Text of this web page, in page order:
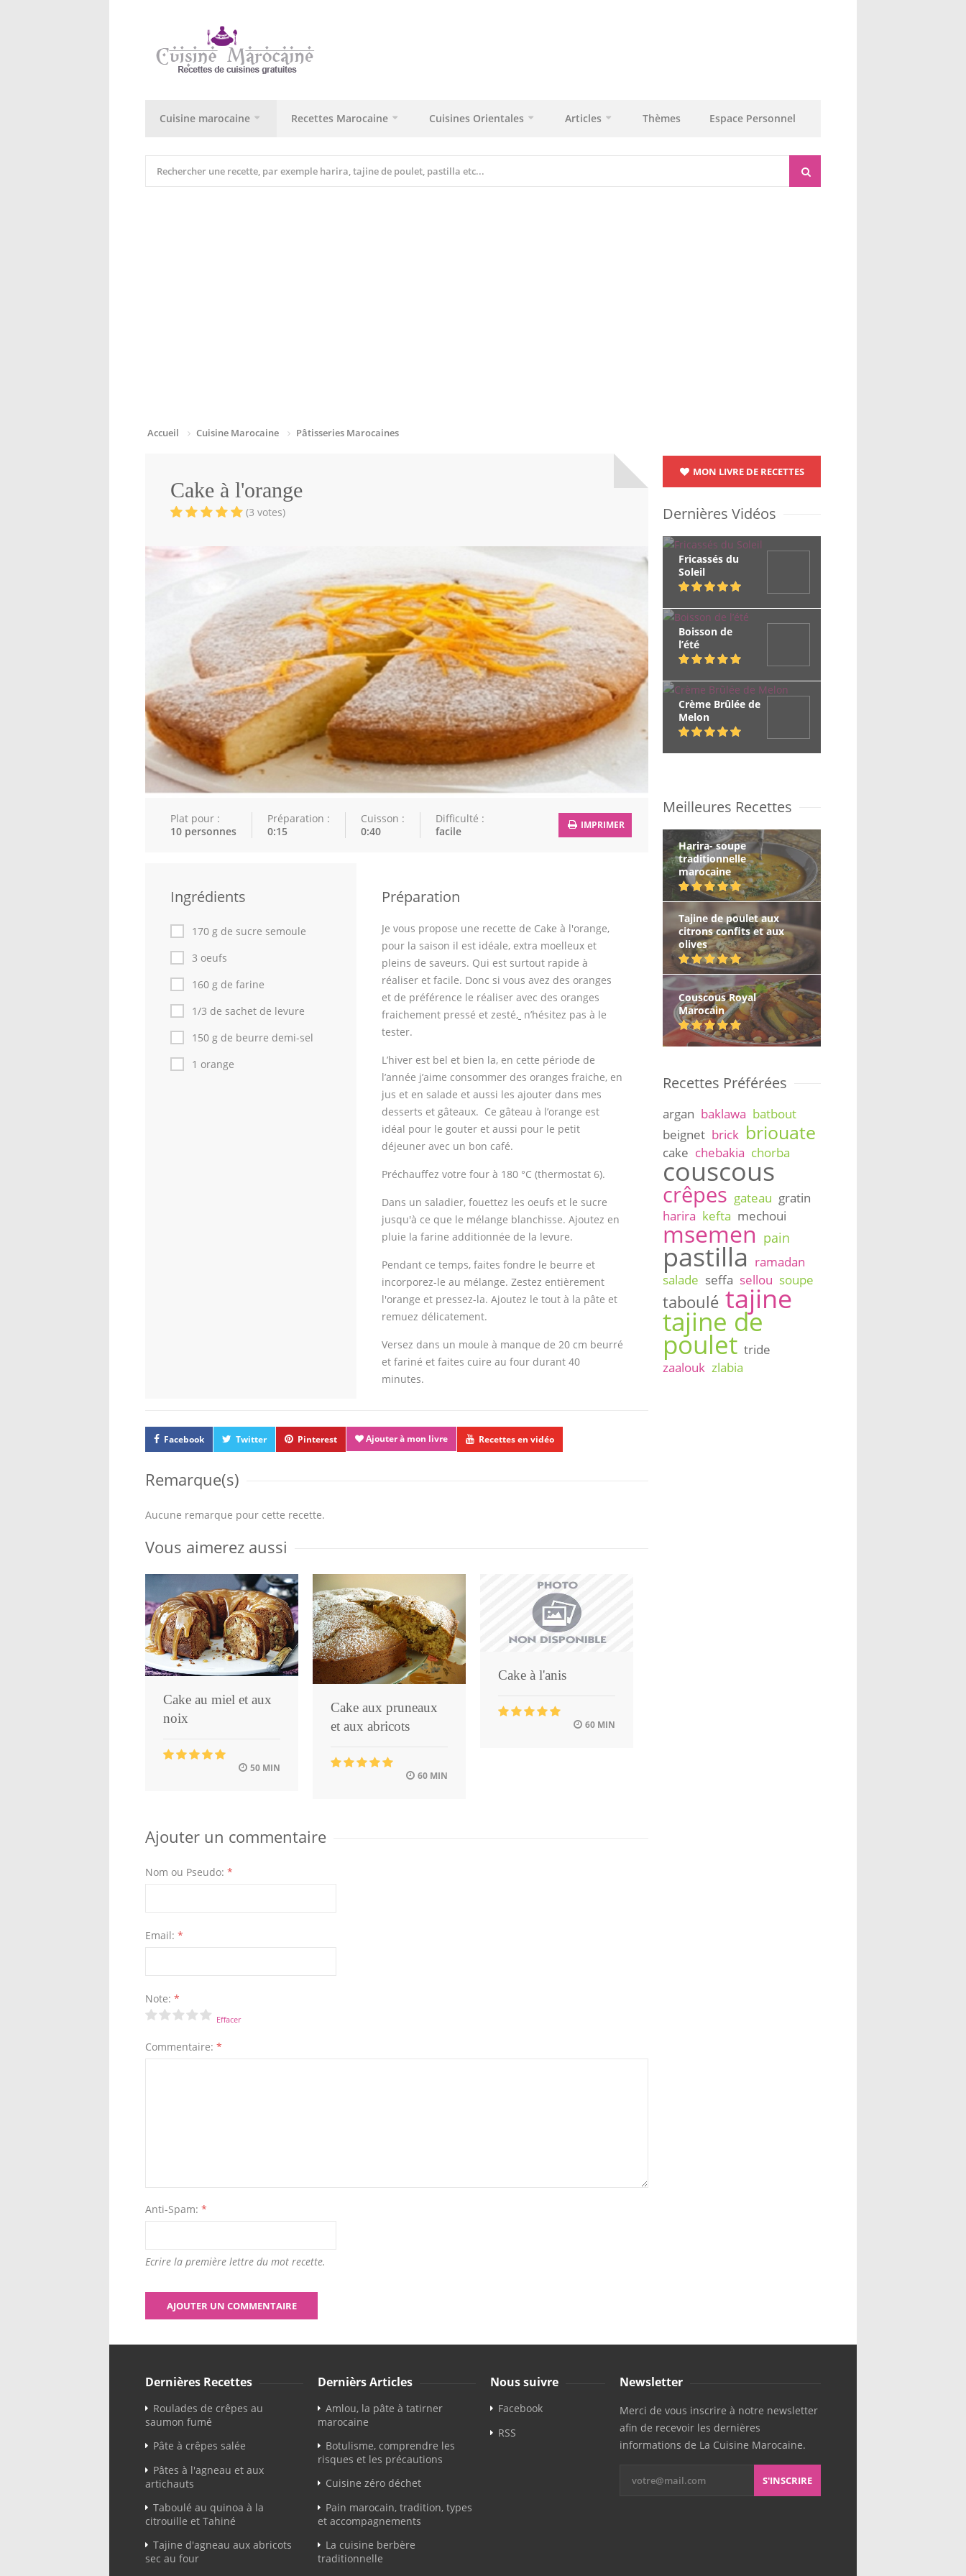
Cuisine marocaine Recettes Marocaine Cuisines Orientales Articles Thèmes Espace Personnel
Accueil Cuisine Marocaine Pâtisseries Marocaines
Cake à l'orange
(3 votes)
Plat pour :
10 personnes
Préparation :
0:15
Cuisson :
0:40
Difficulté :
facile
IMPRIMER
Ingrédients
170 g de sucre semoule
3 oeufs
160 g de farine
1/3 de sachet de levure
150 g de beurre demi-sel
1 orange
Préparation
Je vous propose une recette de Cake à l'orange,
pour la saison il est idéale, extra moelleux et
pleins de saveurs. Qui est surtout rapide à
réaliser et facile. Donc si vous avez des oranges
et de préférence le réaliser avec des oranges
fraichement pressé et zesté, n’hésitez pas à le
tester.
L’hiver est bel et bien la, en cette période de
l’année j’aime consommer des oranges fraiche, en
jus et en salade et aussi les ajouter dans mes
desserts et gâteaux. Ce gâteau à l’orange est
idéal pour le gouter et aussi pour le petit
déjeuner avec un bon café.
Préchauffez votre four à 180 °C (thermostat 6).
Dans un saladier, fouettez les oeufs et le sucre
jusqu'à ce que le mélange blanchisse. Ajoutez en
pluie la farine additionnée de la levure.
Pendant ce temps, faites fondre le beurre et
incorporez-le au mélange. Zestez entièrement
l'orange et pressez-la. Ajoutez le tout à la pâte et
remuez délicatement.
Versez dans un moule à manque de 20 cm beurré
et fariné et faites cuire au four durant 40
minutes.
Facebook Twitter Pinterest Ajouter à mon livre Recettes en vidéo
Remarque(s)
Aucune remarque pour cette recette.
Vous aimerez aussi
Cake au miel et aux
noix
50 MIN
Cake aux pruneaux
et aux abricots
60 MIN
Cake à l'anis
60 MIN
Ajouter un commentaire
Nom ou Pseudo: *
Email: *
Note: *
Effacer
Commentaire: *
Anti-Spam: *
Ecrire la première lettre du mot recette.
MON LIVRE DE RECETTES
Dernières Vidéos
Fricassés du
Soleil
Boisson de
l’été
Crème Brûlée de
Melon
Meilleures Recettes
Harira- soupe
traditionnelle
marocaine
Tajine de poulet aux
citrons confits et aux
olives
Couscous Royal
Marocain
Recettes Préférées
argan baklawa batbout
beignet brick briouate
cake chebakia chorba
couscous
crêpes gateau gratin
harira kefta mechoui
msemen pain
pastilla ramadan
salade seffa sellou soupe
taboulé tajine
tajine de
poulet tride
zaalouk zlabia
Dernières Recettes
Roulades de crêpes au
saumon fumé
Pâte à crêpes salée
Pâtes à l'agneau et aux
artichauts
Taboulé au quinoa à la
citrouille et Tahiné
Tajine d'agneau aux abricots
sec au four
Dernièrs Articles
Amlou, la pâte à tatirner
marocaine
Botulisme, comprendre les
risques et les précautions
Cuisine zéro déchet
Pain marocain, tradition, types
et accompagnements
La cuisine berbère
traditionnelle
Nous suivre
Facebook
RSS
Newsletter
Merci de vous inscrire à notre newsletter
afin de recevoir les dernières
informations de La Cuisine Marocaine.
S'INSCRIRE